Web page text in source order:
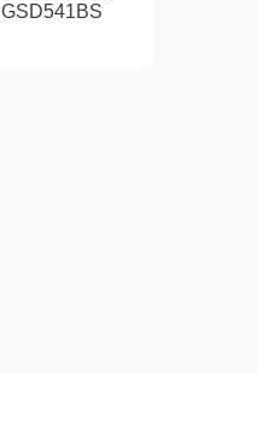
GSD541BS